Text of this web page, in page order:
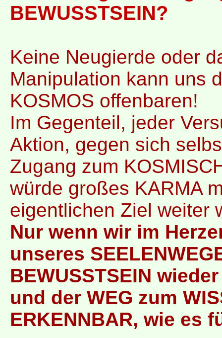
BEWUSSTSEIN?
Keine Neugierde oder
Manipulation kann uns
KOSMOS offenbaren!
Im Gegenteil, jeder
Aktion, gegen sich
Zugang zum
würde großes KARMA
eigentlichen Ziel weiter
Nur wenn wir im
unseres
BEWUSSTSEIN
und der WEG zum
ERKENNBAR, wie es